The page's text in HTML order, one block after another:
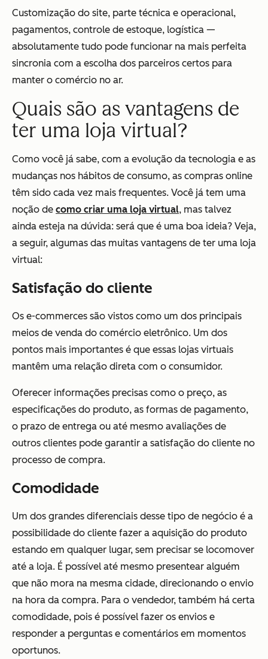
Customização do site, parte técnica e operacional,
pagamentos, controle de estoque, logística —
absolutamente tudo pode funcionar na mais perfeita
sincronia com a escolha dos parceiros certos para
manter o comércio no ar.
Quais são as vantagens de
ter uma loja virtual?
Como você já sabe, com a evolução da tecnologia e as
mudanças nos hábitos de consumo, as compras online
têm sido cada vez mais frequentes. Você já tem uma
noção de como criar uma loja virtual, mas talvez
ainda esteja na dúvida: será que é uma boa ideia? Veja,
a seguir, algumas das muitas vantagens de ter uma loja
virtual:
Satisfação do cliente
Os e-commerces são vistos como um dos principais
meios de venda do comércio eletrônico. Um dos
pontos mais importantes é que essas lojas virtuais
mantêm uma relação direta com o consumidor.
Oferecer informações precisas como o preço, as
especificações do produto, as formas de pagamento,
o prazo de entrega ou até mesmo avaliações de
outros clientes pode garantir a satisfação do cliente no
processo de compra.
Comodidade
Um dos grandes diferenciais desse tipo de negócio é a
possibilidade do cliente fazer a aquisição do produto
estando em qualquer lugar, sem precisar se locomover
até a loja. É possível até mesmo presentear alguém
que não mora na mesma cidade, direcionando o envio
na hora da compra. Para o vendedor, também há certa
comodidade, pois é possível fazer os envios e
responder a perguntas e comentários em momentos
oportunos.